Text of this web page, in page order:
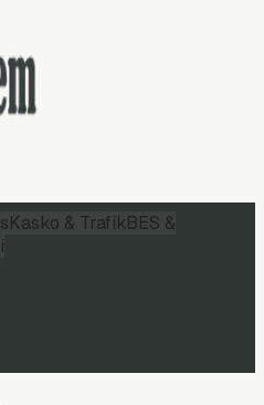
Kasko & TrafikBES &